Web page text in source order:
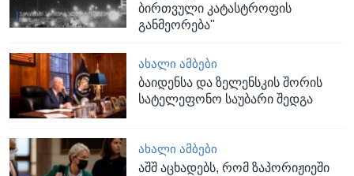
ბირთვული კატასტროფის
განმეორება"
ᲐᲮᲐᲚᲘ ᲐᲛᲑᲔᲑᲘ
ბაიდენსა და ზელენსკის შორის
სატელეფონო საუბარი შედგა
ᲐᲮᲐᲚᲘ ᲐᲛᲑᲔᲑᲘ
აშშ აცხადებს, რომ ზაპორიჟიეში